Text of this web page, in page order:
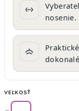
nosenie.
VEĽKOSŤ